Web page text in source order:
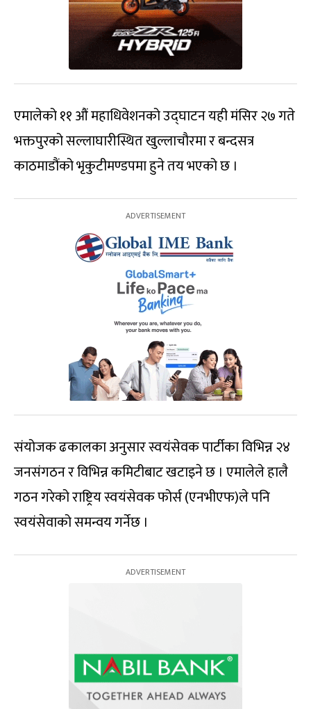
एमालेको ११ औं महाधिवेशनको उद्‌घाटन यही मंसिर २७ गते
भक्तपुरको सल्लाघारीस्थित खुल्लाचौरमा र बन्दसत्र
काठमाडौंको भृकुटीमण्डपमा हुने तय भएको छ ।
संयोजक ढकालका अनुसार स्वयंसेवक पार्टीका विभिन्न २४
जनसंगठन र विभिन्न कमिटीबाट खटाइने छ । एमालेले हालै
गठन गरेको राष्ट्रिय स्वयंसेवक फोर्स (एनभीएफ)ले पनि
स्वयंसेवाको समन्वय गर्नेछ ।